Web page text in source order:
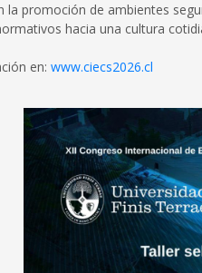
la promoción de ambientes
hacia una cultura
en: www.ciecs2026.cl